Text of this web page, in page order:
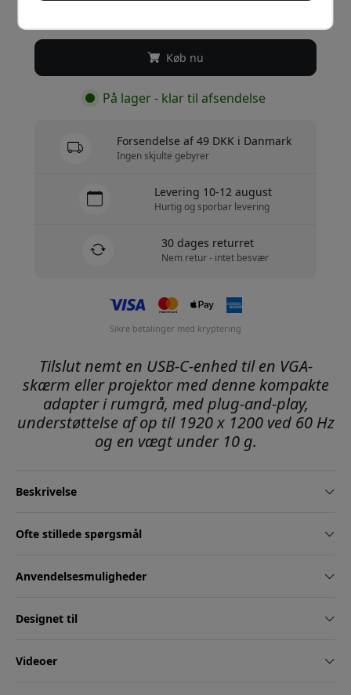
Køb nu
På lager - klar til afsendelse
Forsendelse af 49 DKK i Danmark
Ingen skjulte gebyrer
Levering 10-12 august
Hurtig og sporbar levering
30 dages returret
Nem retur - intet besvær
Sikre betalinger med kryptering
Tilslut nemt en USB-C-enhed til en VGA-
skærm eller projektor med denne kompakte
adapter i rumgrå, med plug-and-play,
understøttelse af op til 1920 x 1200 ved 60 Hz
og en vægt under 10 g.
Beskrivelse
Ofte stillede spørgsmål
Anvendelsesmuligheder
Designet til
Videoer